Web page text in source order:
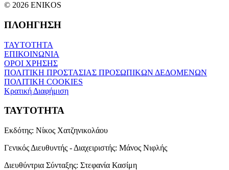
© 2026 ENIKOS
ΠΛΟΗΓΗΣΗ
ΤΑΥΤΟΤΗΤΑ
ΕΠΙΚΟΙΝΩΝΙΑ
ΟΡΟΙ ΧΡΗΣΗΣ
ΠΟΛΙΤΙΚΗ ΠΡΟΣΤΑΣΙΑΣ ΠΡΟΣΩΠΙΚΩΝ ΔΕΔΟΜΕΝΩΝ
ΠΟΛΙΤΙΚΗ COOKIES
Κρατική Διαφήμιση
ΤΑΥΤΟΤΗΤΑ
Εκδότης: Νίκος Χατζηνικολάου
Γενικός Διευθυντής - Διαχειριστής: Μάνος Νιφλής
Διευθύντρια Σύνταξης: Στεφανία Κασίμη